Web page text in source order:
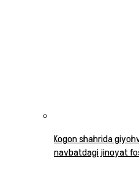
Kogon shahrida
navbatdagi jinoyat